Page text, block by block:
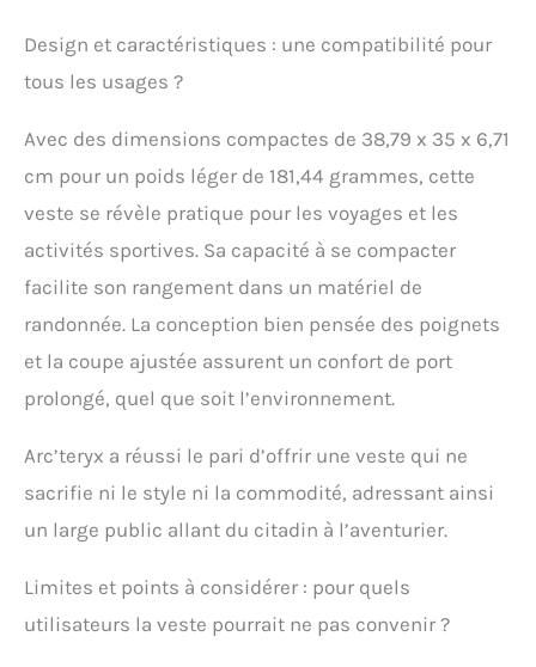
ventilation et des motifs
homme bouge avec
vous. La capuche
StormHood offre une
chaleur discrète, tandis
que la technologie No
Slip Zip maintient la
principale sécurisée.
Pliable avec une
discrète : cette veste
chaleur légère sans
compresse facilement
pour le rangement dans
réglable offre une
protection maximale
contre les intempéries et
Design et caractéristiques : une compatibilité pour
tous les usages ?
Avec des dimensions compactes de 38,79 x 35 x 6,71
cm pour un poids léger de 181,44 grammes, cette
veste se révèle pratique pour les voyages et les
activités sportives. Sa capacité à se compacter
facilite son rangement dans un matériel de
randonnée. La conception bien pensée des poignets
et la coupe ajustée assurent un confort de port
prolongé, quel que soit l’environnement.
Arc’teryx a réussi le pari d’offrir une veste qui ne
sacrifie ni le style ni la commodité, adressant ainsi
un large public allant du citadin à l’aventurier.
Limites et points à considérer : pour quels
utilisateurs la veste pourrait ne pas convenir ?